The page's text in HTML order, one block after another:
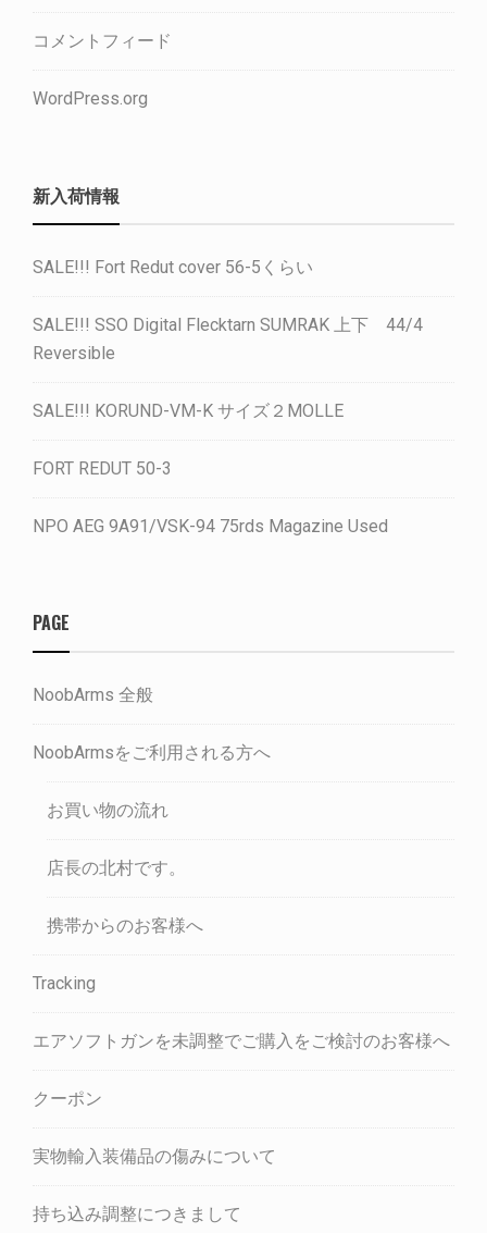
コメントフィード
WordPress.org
新入荷情報
SALE!!! Fort Redut cover 56-5くらい
SALE!!! SSO Digital Flecktarn SUMRAK 上下 44/4
Reversible
SALE!!! KORUND-VM-K サイズ２MOLLE
FORT REDUT 50-3
NPO AEG 9A91/VSK-94 75rds Magazine Used
PAGE
NoobArms 全般
NoobArmsをご利用される方へ
お買い物の流れ
店長の北村です。
携帯からのお客様へ
Tracking
エアソフトガンを未調整でご購入をご検討のお客様へ
クーポン
実物輸入装備品の傷みについて
持ち込み調整につきまして